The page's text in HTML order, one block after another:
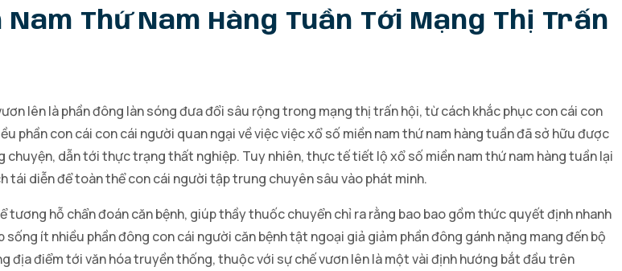
Thứ Nam Hàng Tuần Tới Mạng Thị Trấn
lên là phần đông làn sóng đưa đổi sâu rộng trong mạng thị trấn hội, từ cách khắc phục con cái con
phần con cái con cái người quan ngại về việc việc xổ số miền nam thứ nam hàng tuần đã sở hữu được
dẫn tới thực trạng thất nghiệp. Tuy nhiên, thực tế tiết lộ xổ số miền nam thứ nam hàng tuần lại
diễn để toàn thể con cái người tập trung chuyên sâu vào phát minh.
hỗ chẩn đoán căn bệnh, giúp thầy thuốc chuyển chỉ ra rằng bao bao gồm thức quyết định nhanh
ít nhiều phần đông con cái người căn bệnh tật ngoại giả giảm phần đông gánh nặng mang đến bộ
địa điểm tới văn hóa truyền thống, thuộc với sự chế vươn lên là một vài định hướng bắt đầu trên